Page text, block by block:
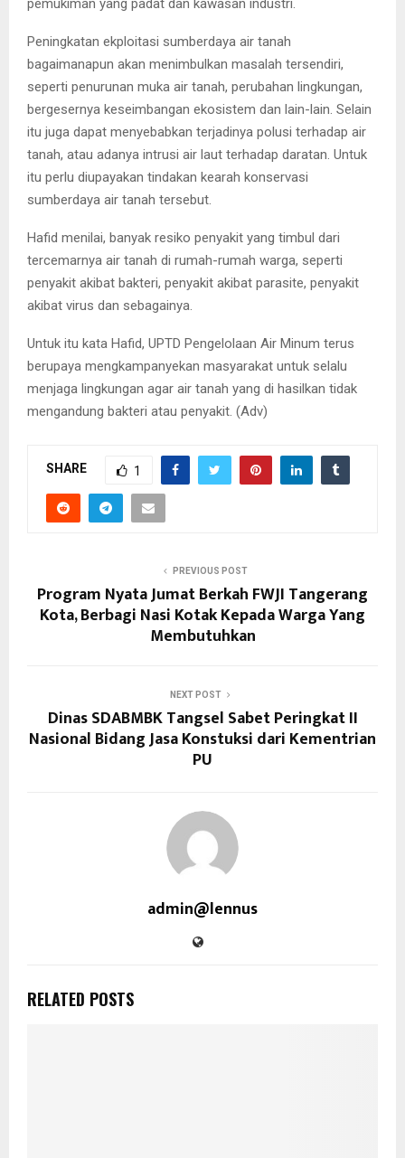
pemukiman yang padat dan kawasan industri.
Peningkatan ekploitasi sumberdaya air tanah
bagaimanapun akan menimbulkan masalah tersendiri,
seperti penurunan muka air tanah, perubahan lingkungan,
bergesernya keseimbangan ekosistem dan lain-lain. Selain
itu juga dapat menyebabkan terjadinya polusi terhadap air
tanah, atau adanya intrusi air laut terhadap daratan. Untuk
itu perlu diupayakan tindakan kearah konservasi
sumberdaya air tanah tersebut.
Hafid menilai, banyak resiko penyakit yang timbul dari
tercemarnya air tanah di rumah-rumah warga, seperti
penyakit akibat bakteri, penyakit akibat parasite, penyakit
akibat virus dan sebagainya.
Untuk itu kata Hafid, UPTD Pengelolaan Air Minum terus
berupaya mengkampanyekan masyarakat untuk selalu
menjaga lingkungan agar air tanah yang di hasilkan tidak
mengandung bakteri atau penyakit. (Adv)
SHARE 1
PREVIOUS POST
Program Nyata Jumat Berkah FWJI Tangerang
Kota, Berbagi Nasi Kotak Kepada Warga Yang
Membutuhkan
NEXT POST
Dinas SDABMBK Tangsel Sabet Peringkat II
Nasional Bidang Jasa Konstuksi dari Kementrian
PU
admin@lennus
RELATED POSTS